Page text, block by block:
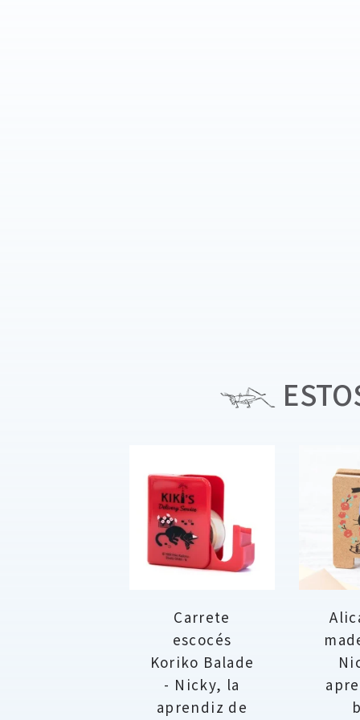
Carrete
escocés
Koriko Balade
- Nicky, la
aprendiz de